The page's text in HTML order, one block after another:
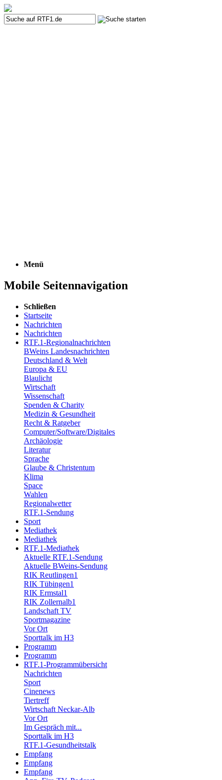
Menü
Mobile Seitennavigation
Schließen
Startseite
Nachrichten
Nachrichten
RTF.1-Regionalnachrichten
BWeins Landesnachrichten
Deutschland & Welt
Europa & EU
Blaulicht
Wirtschaft
Wissenschaft
Spenden & Charity
Medizin & Gesundheit
Recht & Ratgeber
Computer/Software/Digitales
Archäologie
Literatur
Sprache
Glaube & Christentum
Klima
Space
Wahlen
Regionalwetter
RTF.1-Sendung
Sport
Mediathek
Mediathek
RTF.1-Mediathek
Aktuelle RTF.1-Sendung
Aktuelle BWeins-Sendung
RIK Reutlingen1
RIK Tübingen1
RIK Ermstal1
RIK Zollernalb1
Landschaft TV
Sportmagazine
Vor Ort
Sporttalk im H3
Programm
Programm
RTF.1-Programmübersicht
Nachrichten
Sport
Cinenews
Tiertreff
Wirtschaft Neckar-Alb
Vor Ort
Im Gespräch mit...
Sporttalk im H3
RTF.1-Gesundheitstalk
Empfang
Empfang
Empfang